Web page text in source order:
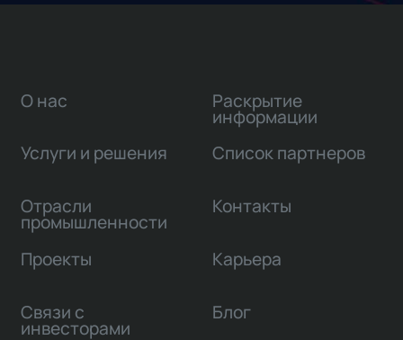
О нас
Услуги и решения
Отрасли
промышленности
Проекты
Связи с
инвесторами
Раскрытие
информации
Список партнеров
Контакты
Карьера
Блог